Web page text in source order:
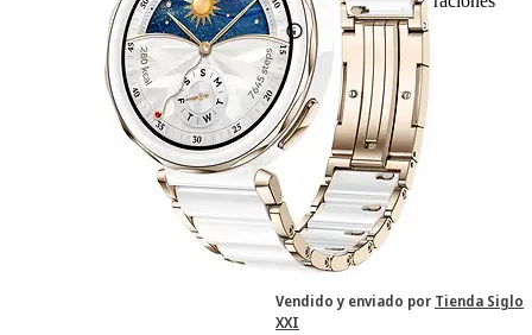
501,93 €501,93€
IVA incl., envío no incl.
Vendido y enviado por Tienda Siglo
XXI